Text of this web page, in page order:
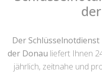
Der
der Donau liefert Ihnen
jährlich, zeitnahe und